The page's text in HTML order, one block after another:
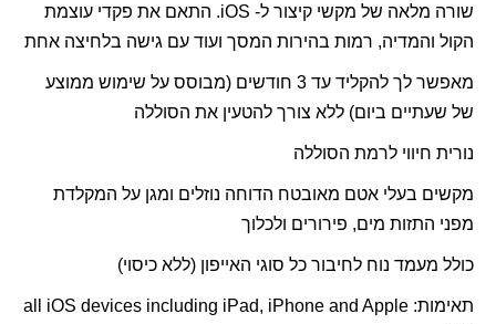
שורה מלאה של מקשי קיצור ל- iOS. התאם את פקדי עוצמת
הקול והמדיה, רמות בהירות המסך ועוד עם גישה בלחיצה אחת
מאפשר לך להקליד עד 3 חודשים (מבוסס על שימוש ממוצע
של שעתיים ביום) ללא צורך להטעין את הסוללה
נורית חיווי לרמת הסוללה
מקשים בעלי אטם מאובטח הדוחה נוזלים ומגן על המקלדת
מפני התזות מים, פירורים ולכלוך
כולל מעמד נוח לחיבור כל סוגי האייפון (ללא כיסוי)
תאימות: all iOS devices including iPad, iPhone and Apple